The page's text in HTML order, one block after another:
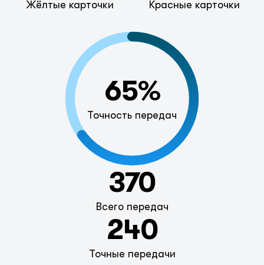
65%
Точность передач
370
Всего передач
240
Точные передачи
Жёлтые карточки Красные карточки